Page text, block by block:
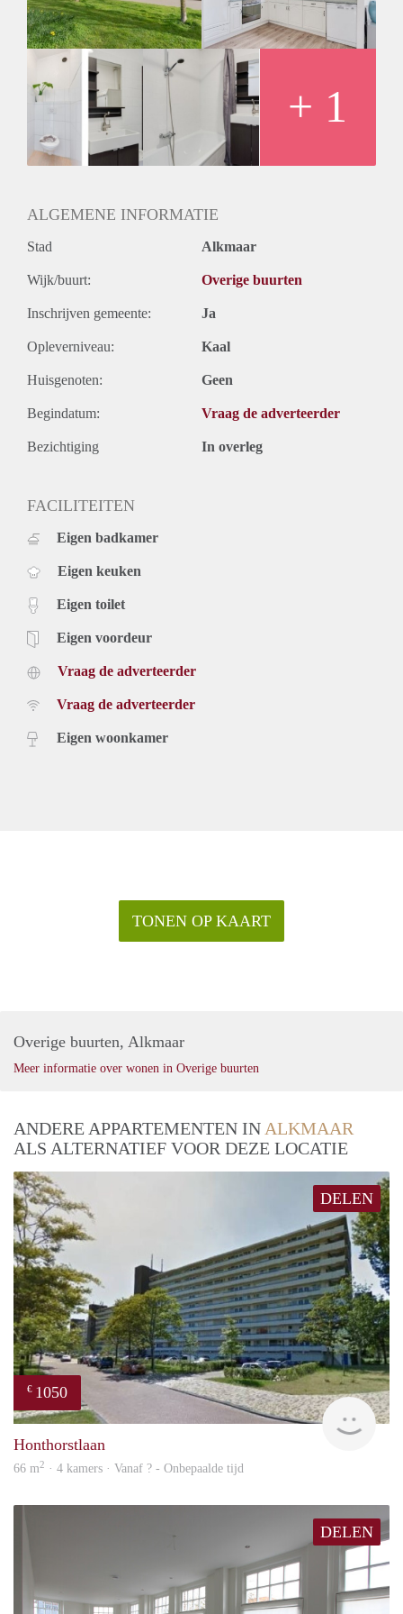
Huurtermijn
Onbepaalde termijn
Oplevering
+ 1
ALGEMENE INFORMATIE
Stad Alkmaar
Wijk/buurt: Overige buurten
Inschrijven gemeente: Ja
Opleverniveau: Kaal
Huisgenoten: Geen
Begindatum: Vraag de adverteerder
Bezichtiging In overleg
FACILITEITEN
Eigen badkamer
Eigen keuken
Eigen toilet
Eigen voordeur
Vraag de adverteerder
Vraag de adverteerder
Eigen woonkamer
TONEN OP KAART
Overige buurten, Alkmaar
Meer informatie over wonen in Overige buurten
ANDERE APPARTEMENTEN IN ALKMAAR
ALS ALTERNATIEF VOOR DEZE LOCATIE
DELEN
€ 1050
rent
Honthorstlaan
66 m2 · 4 kamers · Vanaf ? - Onbepaalde tijd
DELEN